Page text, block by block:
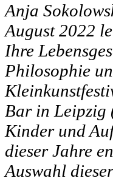
Anja
August 2022
Ihre
Philosophie
Bar in Leipzig
Kinder und
dieser Jahre
Auswahl